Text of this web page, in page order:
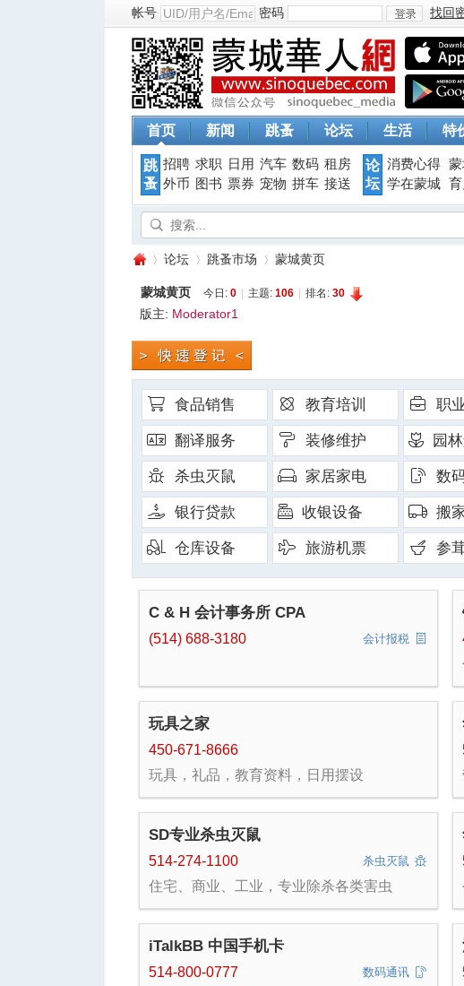
帐号 密码
登
找回
首页 新闻 跳蚤 论坛 生活 特
跳
蚤
招聘 求职 日用 汽车 数码 租房
外币
图书 票券 宠物 拼车 接送
论
坛
消费心得
学在蒙城
论坛 跳蚤市场 蒙城黄页
蒙城黄页 今日: 0 主题: 106 排名: 30
版主: Moderator1
食品销售 教育培训 职
翻译服务 装修维护 园
杀虫灭鼠 家居家电 数
银行贷款 收银设备 搬
仓库设备 旅游机票 参
C & H 会计事务所 CPA
会计报税
(514) 688-3180
玩具之家
450-671-8666
玩具，礼品，教育资料，日用摆设
SD专业杀虫灭鼠
杀虫灭鼠
514-274-1100
住宅、商业、工业，专业除杀各类害虫
iTalkBB 中国手机卡
数码通讯
514-800-0777